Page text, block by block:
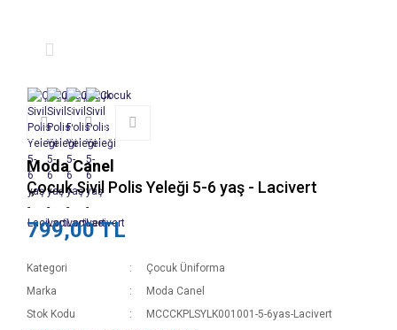
Moda Canel
Çocuk Sivil Polis Yeleği 5-6 yaş - Lacivert
799,00 TL
Kategori
Çocuk Üniforma
Marka
Moda Canel
Stok Kodu
MCCCKPLSYLK001001-5-6yas-Lacivert